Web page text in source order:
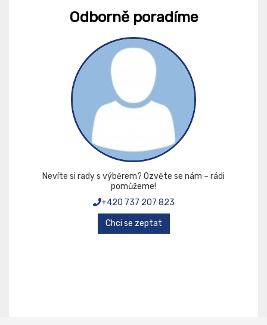
Odborně poradíme
Nevíte si rady s výběrem? Ozvěte se nám – rádi
pomůžeme!
+420 737 207 823
Chci se zeptat